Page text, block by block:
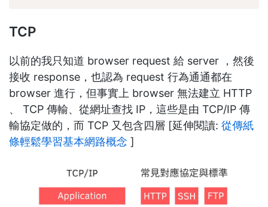
TCP
以前的我只知道 browser request 給 server ，然後
接收 response，也認為 request 行為通通都在
browser 進行，但事實上 browser 無法建立 HTTP
、 TCP 傳輸、從網址查找 IP，這些是由 TCP/IP 傳
輸協定做的，而 TCP 又包含四層 [延伸閱讀: 從傳紙
條輕鬆學習基本網路概念 ]